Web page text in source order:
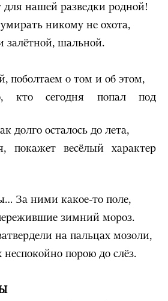
для нашей разведки родной!
никому не охота,
залётной, шальной.
поболтаем о том и об этом,
кто сегодня попал под
долго осталось до лета,
покажет весёлый характер
За ними какое-то поле,
зимний мороз.
на пальцах мозоли,
неспокойно порою до слёз.